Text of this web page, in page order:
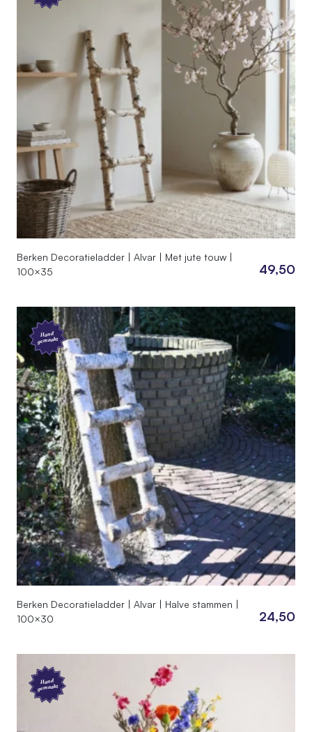
Berken Decoratieladder | Alvar | Met jute touw |
100×35
49,50
Hand
gemaakt
Berken Decoratieladder | Alvar | Halve stammen |
100×30
24,50
Hand
gemaakt